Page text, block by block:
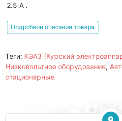
2.5 А .
Подробное описание товара
Теги: КЭАЗ (Курский
Низковольтное оборудование,
стационарные